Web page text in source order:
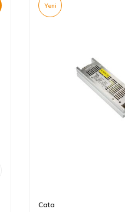
Yeni
Cata